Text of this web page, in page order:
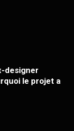
designer
le projet a